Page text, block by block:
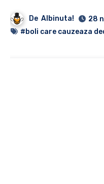
De Albinuta!
28
#boli care cauzeaza